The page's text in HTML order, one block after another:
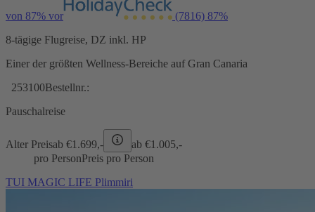
von 87% vor (7816) 87%
8-tägige Flugreise, DZ inkl. HP
Einer der größten Wellness-Bereiche auf Gran Canaria
253100Bestellnr.:
Pauschalreise
Alter Preisab €1.699,- ab €1.005,-
pro PersonPreis pro Person
TUI MAGIC LIFE Plimmiri